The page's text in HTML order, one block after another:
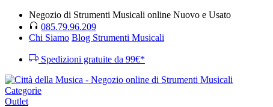
Negozio di Strumenti Musicali online Nuovo e Usato
085.79.96.209
Chi Siamo Blog Strumenti Musicali
Spedizioni gratuite da 99€*
Categorie
Outlet